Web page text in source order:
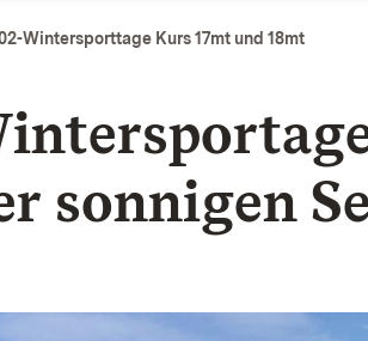
Wintersporttage Kurs 17mt und 18mt
sonnigen